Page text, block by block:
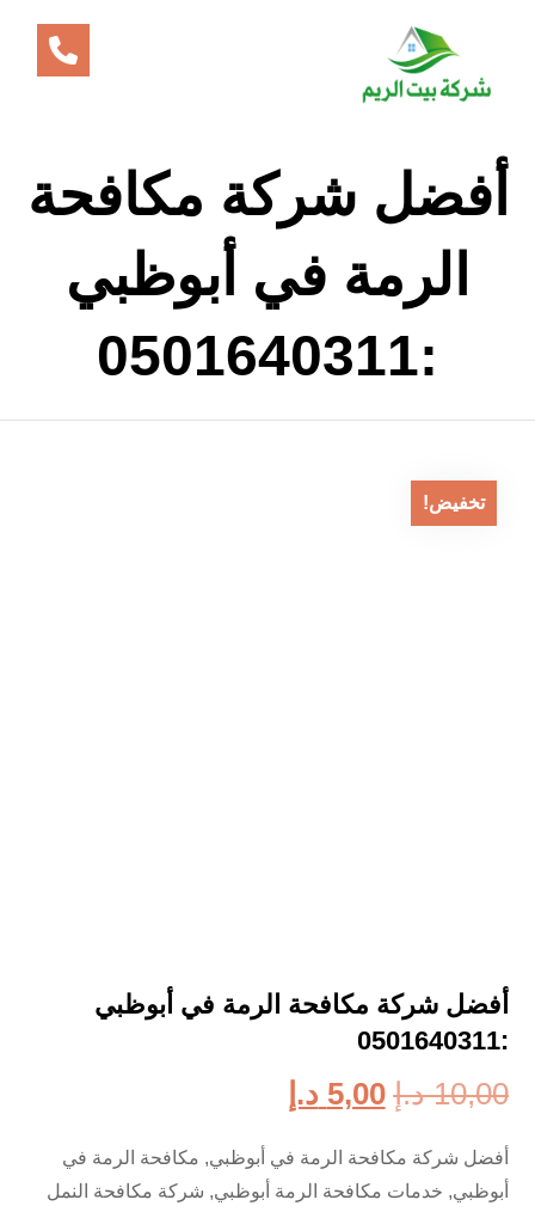
أفضل شركة مكافحة
الرمة في أبوظبي
:0501640311
تخفيض!
أفضل شركة مكافحة الرمة في أبوظبي
:0501640311
10,00 د.إ 5,00 د.إ
أفضل شركة مكافحة الرمة في أبوظبي, مكافحة الرمة في
أبوظبي, خدمات مكافحة الرمة أبوظبي, شركة مكافحة النمل